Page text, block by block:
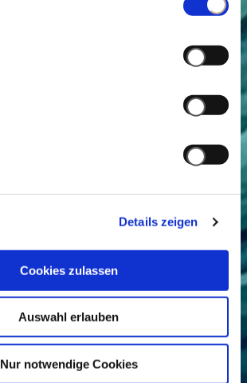
Details zeigen
Cookies zulassen
Auswahl erlauben
Nur notwendige Cookies